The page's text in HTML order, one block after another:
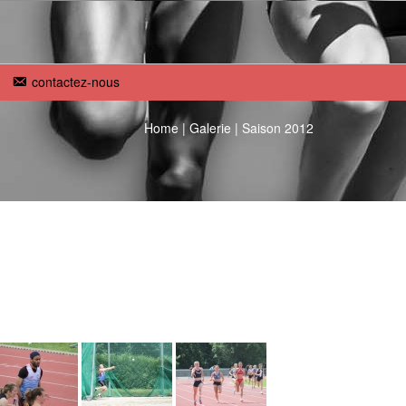
contactez-nous
Home | Galerie | Saison 2012